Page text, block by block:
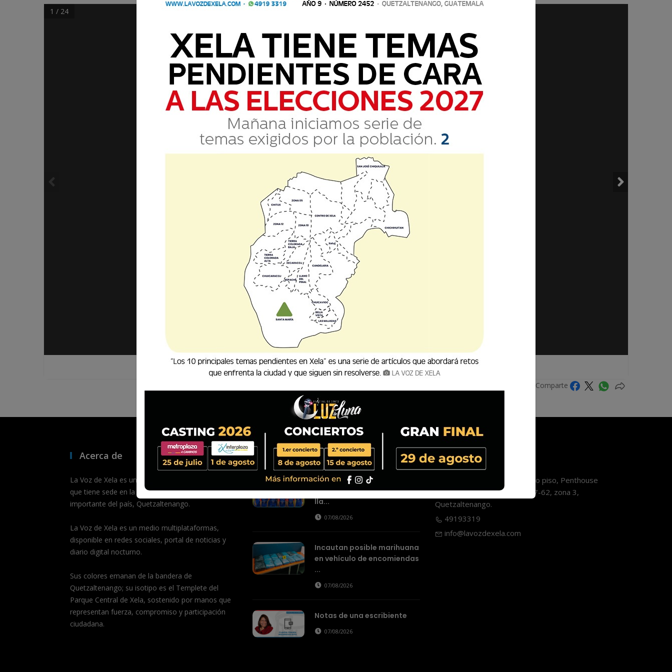
MARTES 7 DE JULIO DE 2026
AÑO 9 · NÚMERO 2425 · QUETZALTENANGO, GUATEMALA
WWW.LAVOZDEXELA.COM ·     4919 3319
SIGUEN: FRANCIA, MARRUECOS,
NORUEGA, INGLATERRA, ESPAÑA,
BÉLGICA, ARGENTINA Y SUIZA
Están con vida seis europeos, un americano y un africano.
Los encuentros de cuartos de  final
Lionel Messi, el
máximo goleador 10
MUNDIAL 2026
Conoce la
Trionda Final
1 / 24
Comparte
Acerca de
La Voz de Xela es un medio de comunicación digital
que tiene sede en la segunda ciudad más
importante del país, Quetzaltenango.
La Voz de Xela es un medio multiplataformas,
disponible en redes sociales, portal de noticias y
diario digital nocturno.
Sus colores emanan de la bandera de
Quetzaltenango; su isotipo es el Templete del
Parque Central de Xela, sostenido por manos que
representan fuerza, compromiso y participación
ciudadana.
Actualidad
Xelajú MC consigue el
empate y ahora la misión se
lla...
07/08/2026
Incautan posible marihuana
en vehículo de encomiendas
...
07/08/2026
Notas de una escribiente
07/08/2026
Contáctanos
Torre Pradera Xela, décimo piso, Penthouse
1003, Avenida Las Américas 7-62, zona 3,
Quetzaltenango.
49193319
info@lavozdexela.com